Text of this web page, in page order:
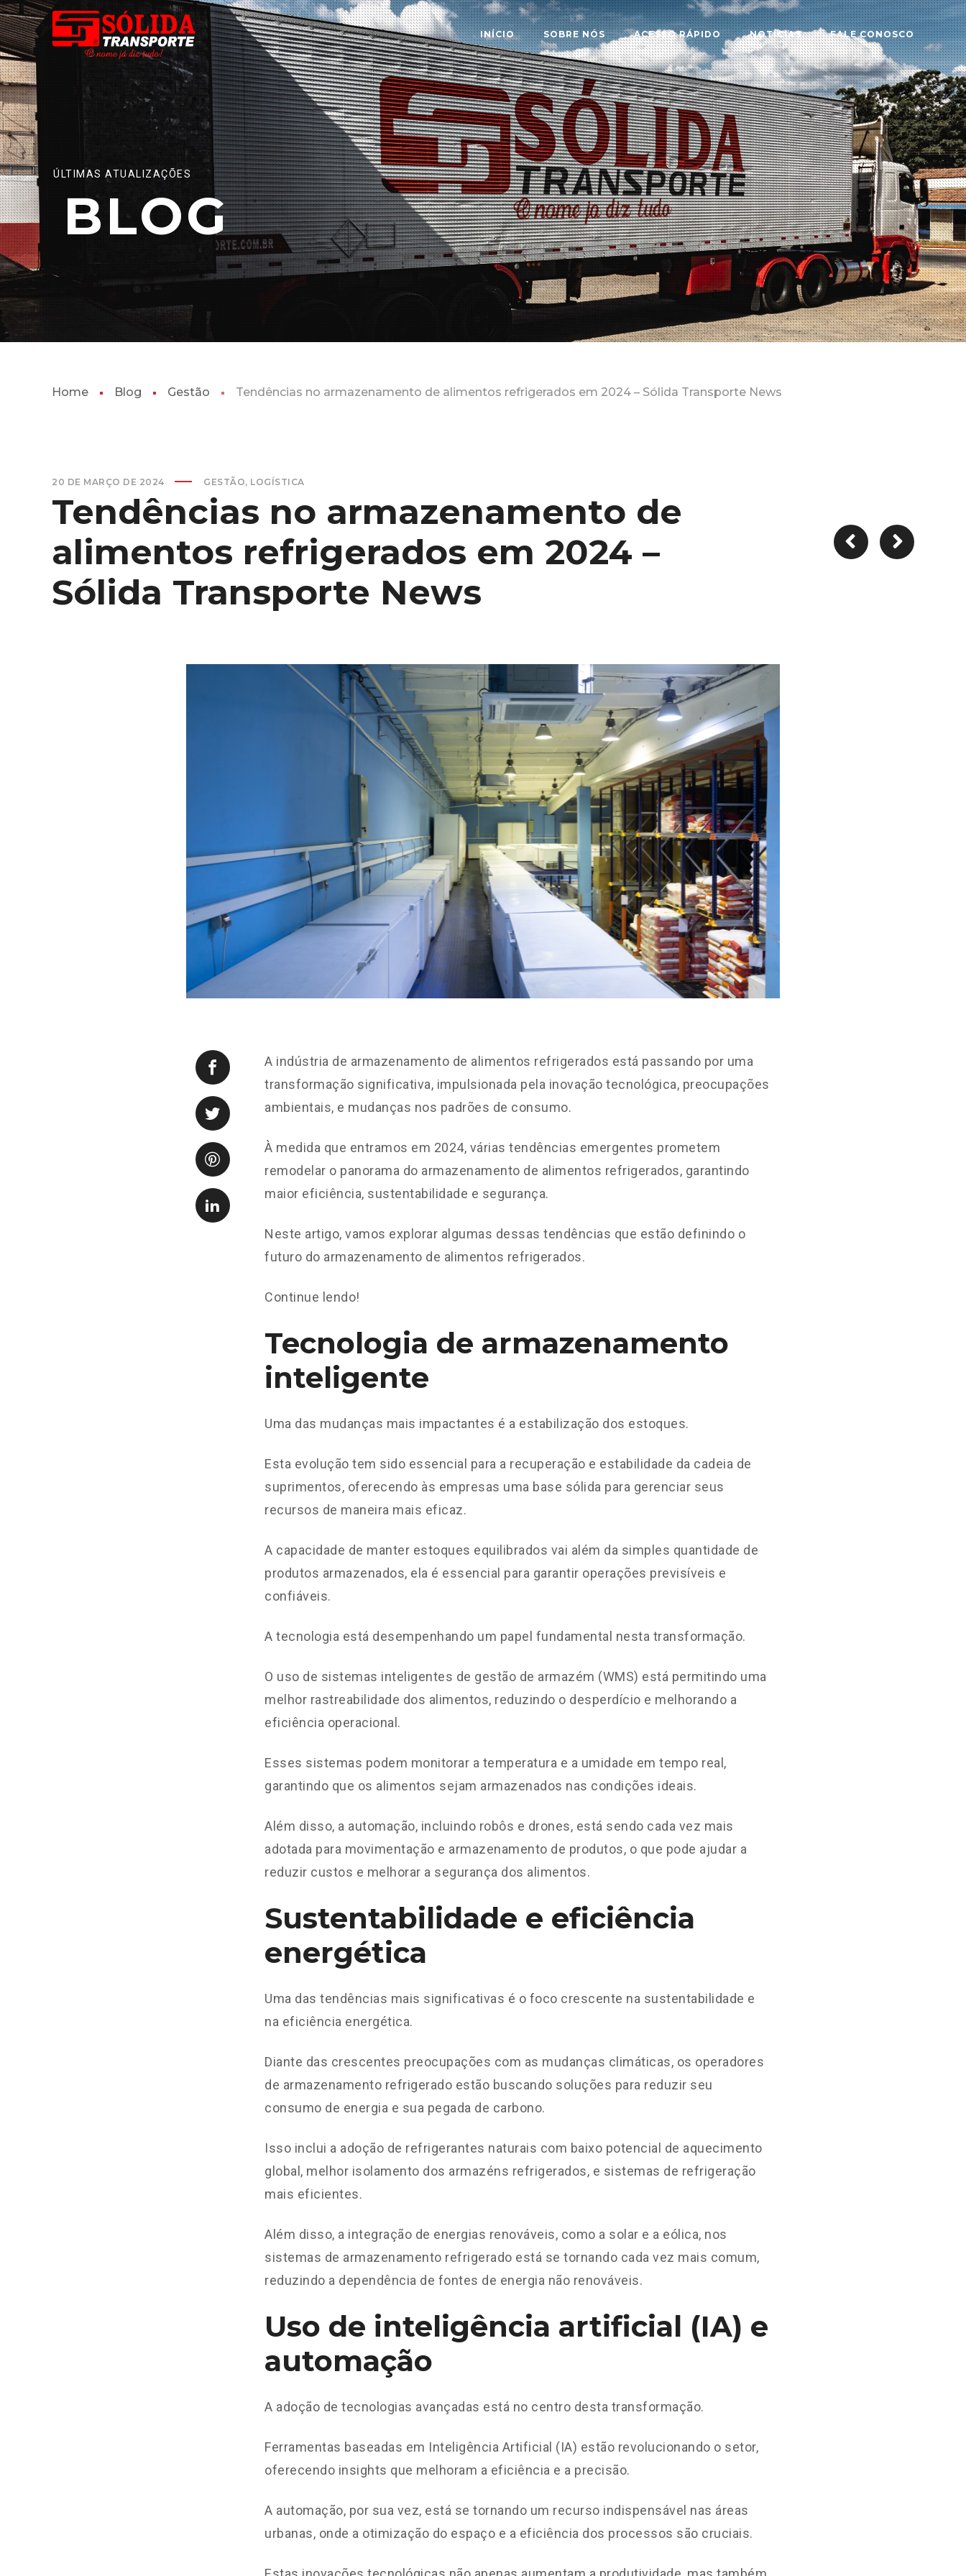
INÍCIO SOBRE NÓS ACESSO RÁPIDO NOTÍCIAS FALE CONOSCO
ÚLTIMAS ATUALIZAÇÕES
BLOG
Home Blog Gestão Tendências no armazenamento de alimentos refrigerados em 2024 – Sólida Transporte News
20 DE MARÇO DE 2024 GESTÃO, LOGÍSTICA
Tendências no armazenamento de
alimentos refrigerados em 2024 –
Sólida Transporte News
A indústria de armazenamento de alimentos refrigerados está passando por uma
transformação significativa, impulsionada pela inovação tecnológica, preocupações
ambientais, e mudanças nos padrões de consumo.
À medida que entramos em 2024, várias tendências emergentes prometem
remodelar o panorama do armazenamento de alimentos refrigerados, garantindo
maior eficiência, sustentabilidade e segurança.
Neste artigo, vamos explorar algumas dessas tendências que estão definindo o
futuro do armazenamento de alimentos refrigerados.
Continue lendo!
Tecnologia de armazenamento
inteligente
Uma das mudanças mais impactantes é a estabilização dos estoques.
Esta evolução tem sido essencial para a recuperação e estabilidade da cadeia de
suprimentos, oferecendo às empresas uma base sólida para gerenciar seus
recursos de maneira mais eficaz.
A capacidade de manter estoques equilibrados vai além da simples quantidade de
produtos armazenados, ela é essencial para garantir operações previsíveis e
confiáveis.
A tecnologia está desempenhando um papel fundamental nesta transformação.
O uso de sistemas inteligentes de gestão de armazém (WMS) está permitindo uma
melhor rastreabilidade dos alimentos, reduzindo o desperdício e melhorando a
eficiência operacional.
Esses sistemas podem monitorar a temperatura e a umidade em tempo real,
garantindo que os alimentos sejam armazenados nas condições ideais.
Além disso, a automação, incluindo robôs e drones, está sendo cada vez mais
adotada para movimentação e armazenamento de produtos, o que pode ajudar a
reduzir custos e melhorar a segurança dos alimentos.
Sustentabilidade e eficiência
energética
Uma das tendências mais significativas é o foco crescente na sustentabilidade e
na eficiência energética.
Diante das crescentes preocupações com as mudanças climáticas, os operadores
de armazenamento refrigerado estão buscando soluções para reduzir seu
consumo de energia e sua pegada de carbono.
Isso inclui a adoção de refrigerantes naturais com baixo potencial de aquecimento
global, melhor isolamento dos armazéns refrigerados, e sistemas de refrigeração
mais eficientes.
Além disso, a integração de energias renováveis, como a solar e a eólica, nos
sistemas de armazenamento refrigerado está se tornando cada vez mais comum,
reduzindo a dependência de fontes de energia não renováveis.
Uso de inteligência artificial (IA) e
automação
A adoção de tecnologias avançadas está no centro desta transformação.
Ferramentas baseadas em Inteligência Artificial (IA) estão revolucionando o setor,
oferecendo insights que melhoram a eficiência e a precisão.
A automação, por sua vez, está se tornando um recurso indispensável nas áreas
urbanas, onde a otimização do espaço e a eficiência dos processos são cruciais.